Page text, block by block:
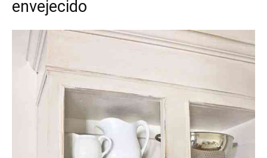
envejecido